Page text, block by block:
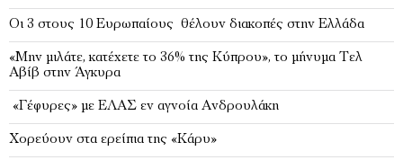
Οι 3 στους 10 Ευρωπαίους θέλουν διακοπές στην Ελλάδα
«Μην μιλάτε, κατέχετε το 36% της Κύπρου», το μήνυμα Τελ
Αβίβ στην Άγκυρα
«Γέφυρες» με ΕΛΑΣ εν αγνοία Ανδρουλάκη
Χορεύουν στα ερείπια της «Κάρυ»